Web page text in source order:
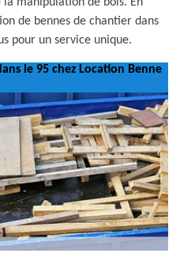
de bennes de chantier dans
pour un service unique.
le 95 chez Location Benne